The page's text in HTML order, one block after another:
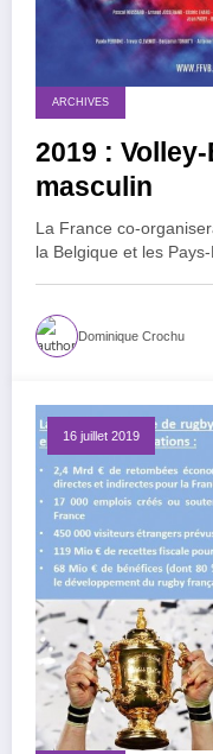
ARCHIVES
2019 :
masculin
La France co-
la Belgique et les
Dominique Crochu
16 juillet 2019